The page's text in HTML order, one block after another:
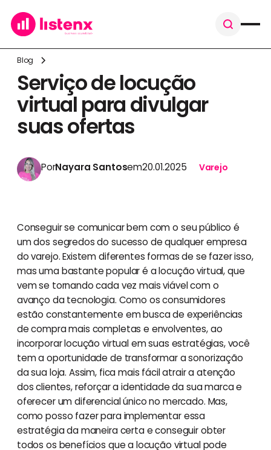
Blog
Serviço de locução
virtual para divulgar
suas ofertas
PorNayara Santosem20.01.2025 Varejo
Conseguir se comunicar bem com o seu público é
um dos segredos do sucesso de qualquer empresa
do varejo. Existem diferentes formas de se fazer isso,
mas uma bastante popular é a locução virtual, que
vem se tornando cada vez mais viável com o
avanço da tecnologia. Como os consumidores
estão constantemente em busca de experiências
de compra mais completas e envolventes, ao
incorporar locução virtual em suas estratégias, você
tem a oportunidade de transformar a sonorização
da sua loja. Assim, fica mais fácil atrair a atenção
dos clientes, reforçar a identidade da sua marca e
oferecer um diferencial único no mercado. Mas,
como posso fazer para implementar essa
estratégia da maneira certa e conseguir obter
todos os benefícios que a locução virtual pode